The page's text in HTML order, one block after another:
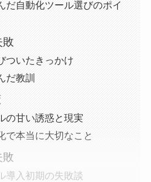
だ自動化ツール選びのポイ
敗
ついたきっかけ
だ教訓
の甘い誘惑と現実
で本当に大切なこと
敗
導入初期の失敗談